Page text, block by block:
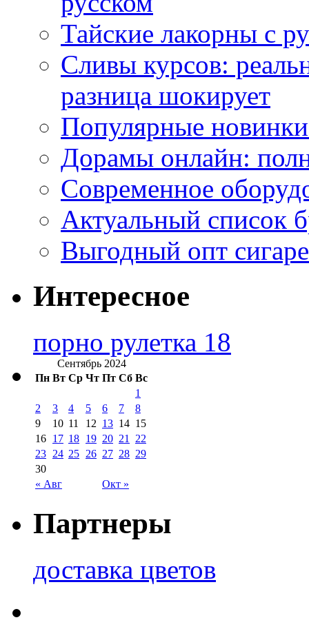
Тайские лакорны с
Сливы курсов:
разница шокирует
Популярные
Дорамы онлайн:
Современное
Актуальный список
Выгодный опт
Интересное
порно рулетка 18
Сентябрь 2024
Пн Вт Ср Чт Пт Сб Вс
« Авг Окт »
1
2
3 4 5 6 7
8
9
10 11 12 13 14 15
16 17 18 19 20 21
22
23 24 25 26 27 28 29
30
Партнеры
доставка цветов